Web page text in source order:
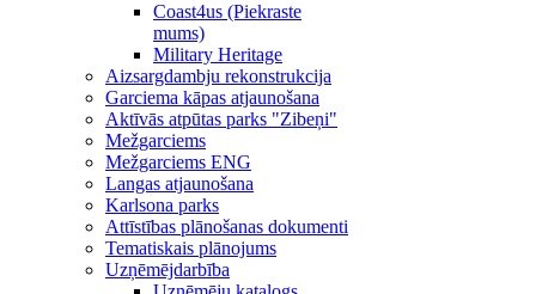
Coast4us (Piekraste
mums)
Military Heritage
Aizsargdambju rekonstrukcija
Garciema kāpas atjaunošana
Aktīvās atpūtas parks "Zibeņi"
Mežgarciems
Mežgarciems ENG
Langas atjaunošana
Karlsona parks
Attīstības plānošanas dokumenti
Tematiskais plānojums
Uzņēmējdarbība